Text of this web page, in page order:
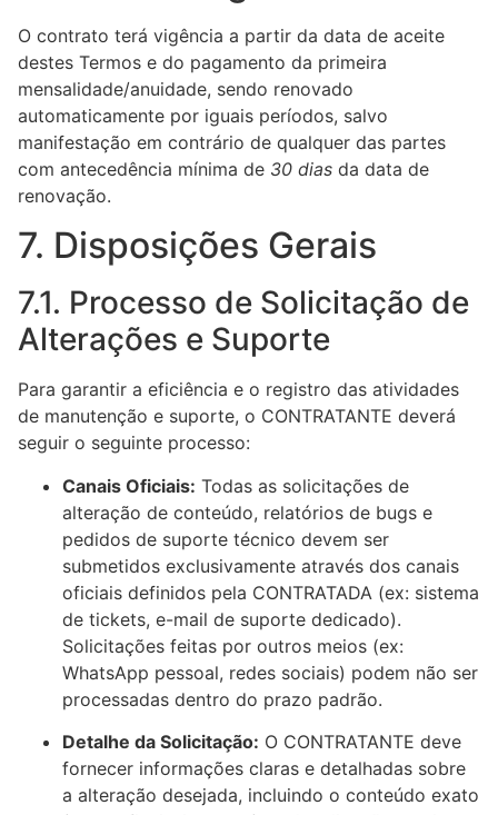
O contrato terá vigência a partir da data de aceite
destes Termos e do pagamento da primeira
mensalidade/anuidade, sendo renovado
automaticamente por iguais períodos, salvo
manifestação em contrário de qualquer das partes
com antecedência mínima de 30 dias da data de
renovação.
7. Disposições Gerais
7.1. Processo de Solicitação de
Alterações e Suporte
Para garantir a eficiência e o registro das atividades
de manutenção e suporte, o CONTRATANTE deverá
seguir o seguinte processo:
Canais Oficiais: Todas as solicitações de
alteração de conteúdo, relatórios de bugs e
pedidos de suporte técnico devem ser
submetidos exclusivamente através dos canais
oficiais definidos pela CONTRATADA (ex: sistema
de tickets, e-mail de suporte dedicado).
Solicitações feitas por outros meios (ex:
WhatsApp pessoal, redes sociais) podem não ser
processadas dentro do prazo padrão.
Detalhe da Solicitação: O CONTRATANTE deve
fornecer informações claras e detalhadas sobre
a alteração desejada, incluindo o conteúdo exato